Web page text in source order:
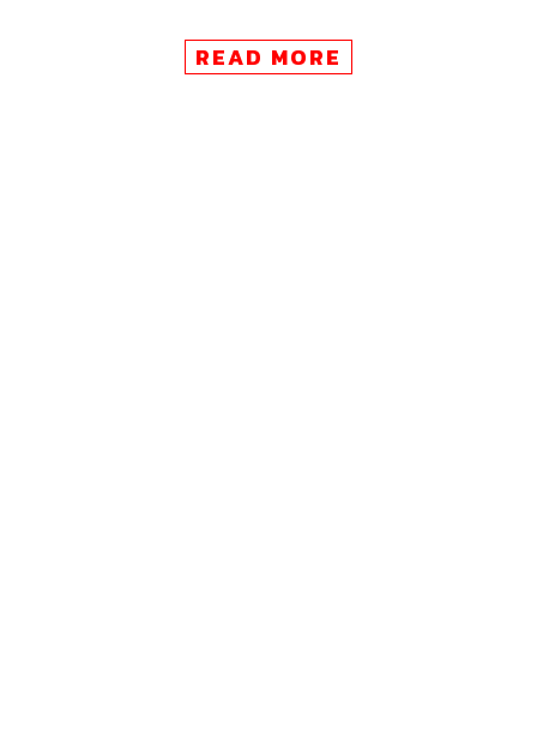
ทั้งนี้ รองนายกรัฐมนตรีปฏิเสธวิพากษ์วิจารณ์ถึง
ปรากฏการณ์ที่มหาเธร์ชนะการเลือกตั้ง ท่ามกลาง
READ MORE